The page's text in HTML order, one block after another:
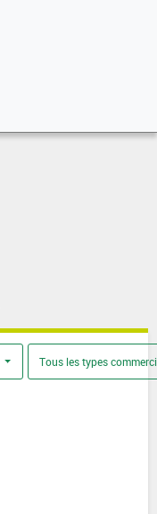
Tous les types